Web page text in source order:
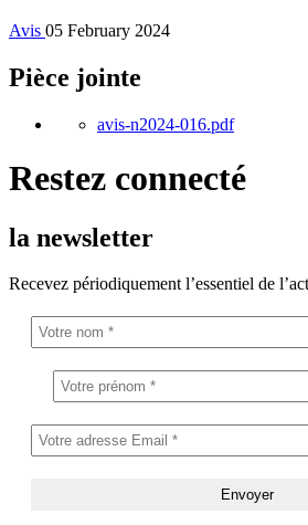
Avis 05 February 2024
Pièce jointe
avis-n2024-016.pdf
Restez connecté
la newsletter
Recevez périodiquement l’essentiel de